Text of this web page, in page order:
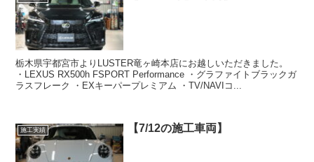
栃木県宇都宮市よりLUSTER竜ヶ崎本店にお越しいただきました。
・LEXUS RX500h FSPORT Performance ・グラファイトブラックガ
ラスフレーク ・EXキーパープレミアム ・TV/NAVIコ...
施工実績 【7/12の施工車両】